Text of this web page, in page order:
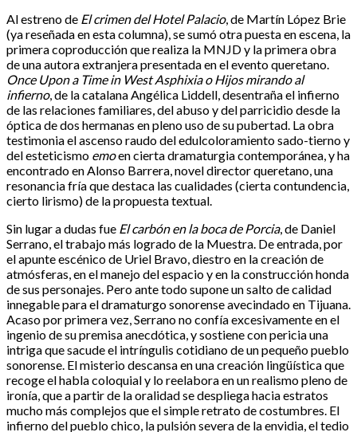
Al estreno de El crimen del Hotel Palacio, de Martín López Brie
(ya reseñada en esta columna), se sumó otra puesta en escena, la
primera coproducción que realiza la MNJD y la primera obra
de una autora extranjera presentada en el evento queretano.
Once Upon a Time in West Asphixia o Hijos mirando al
infierno, de la catalana Angélica Liddell, desentraña el infierno
de las relaciones familiares, del abuso y del parricidio desde la
óptica de dos hermanas en pleno uso de su pubertad. La obra
testimonia el ascenso raudo del edulcoloramiento sado-tierno y
del esteticismo emoen cierta dramaturgia contemporánea, y ha
encontrado en Alonso Barrera, novel director queretano, una
resonancia fría que destaca las cualidades (cierta contundencia,
cierto lirismo) de la propuesta textual.
Sin lugar a dudas fue El carbón en la boca de Porcia, de Daniel
Serrano, el trabajo más logrado de la Muestra. De entrada, por
el apunte escénico de Uriel Bravo, diestro en la creación de
atmósferas, en el manejo del espacio y en la construcción honda
de sus personajes. Pero ante todo supone un salto de calidad
innegable para el dramaturgo sonorense avecindado en Tijuana.
Acaso por primera vez, Serrano no confía excesivamente en el
ingenio de su premisa anecdótica, y sostiene con pericia una
intriga que sacude el intríngulis cotidiano de un pequeño pueblo
sonorense. El misterio descansa en una creación lingüística que
recoge el habla coloquial y lo reelabora en un realismo pleno de
ironía, que a partir de la oralidad se despliega hacia estratos
mucho más complejos que el simple retrato de costumbres. El
infierno del pueblo chico, la pulsión severa de la envidia, el tedio